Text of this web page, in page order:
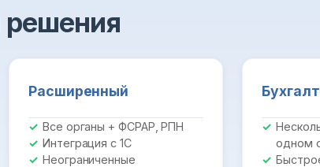
Расширенный
Все органы + ФСРАР, РПН
Интеграция с 1С
Неограниченные
одном